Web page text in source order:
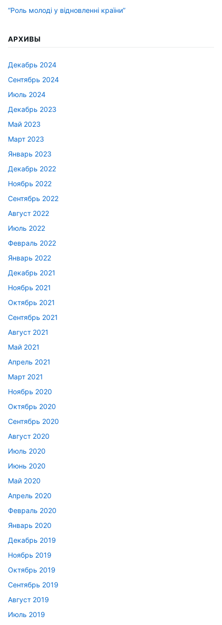
“Роль молоді у відновленні країни”
АРХИВЫ
Декабрь 2024
Сентябрь 2024
Июль 2024
Декабрь 2023
Май 2023
Март 2023
Январь 2023
Декабрь 2022
Ноябрь 2022
Сентябрь 2022
Август 2022
Июль 2022
Февраль 2022
Январь 2022
Декабрь 2021
Ноябрь 2021
Октябрь 2021
Сентябрь 2021
Август 2021
Май 2021
Апрель 2021
Март 2021
Ноябрь 2020
Октябрь 2020
Сентябрь 2020
Август 2020
Июль 2020
Июнь 2020
Май 2020
Апрель 2020
Февраль 2020
Январь 2020
Декабрь 2019
Ноябрь 2019
Октябрь 2019
Сентябрь 2019
Август 2019
Июль 2019